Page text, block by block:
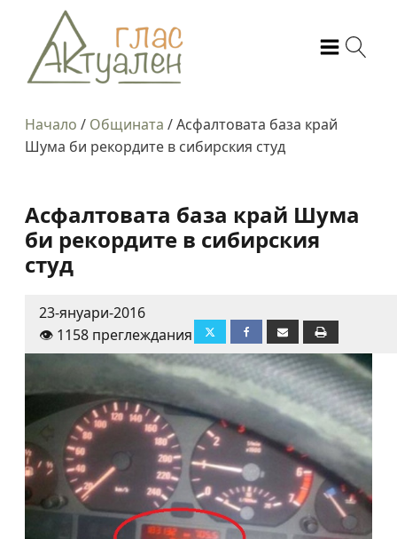
Начало / Общината /Асфалтовата база край
Шума би рекордите в сибирския студ
Асфалтовата база край Шума
би рекордите в сибирския
студ
23-януари-2016
👁️ 1158 преглеждания